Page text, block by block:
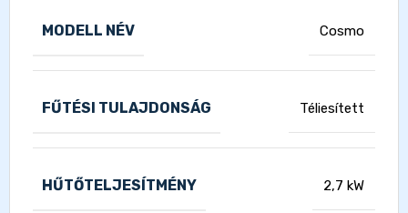
MODELL NÉV Cosmo
FŰTÉSI TULAJDONSÁG Téliesített
HŰTŐTELJESÍTMÉNY 2,7 kW